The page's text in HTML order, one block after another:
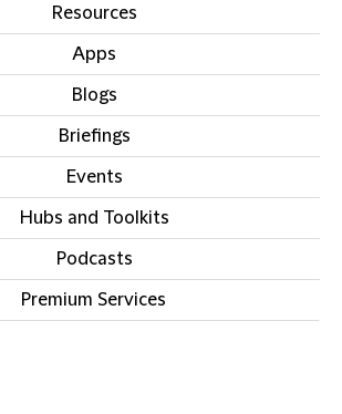
Resources
Apps
Blogs
Briefings
Events
Hubs and Toolkits
Podcasts
Premium Services